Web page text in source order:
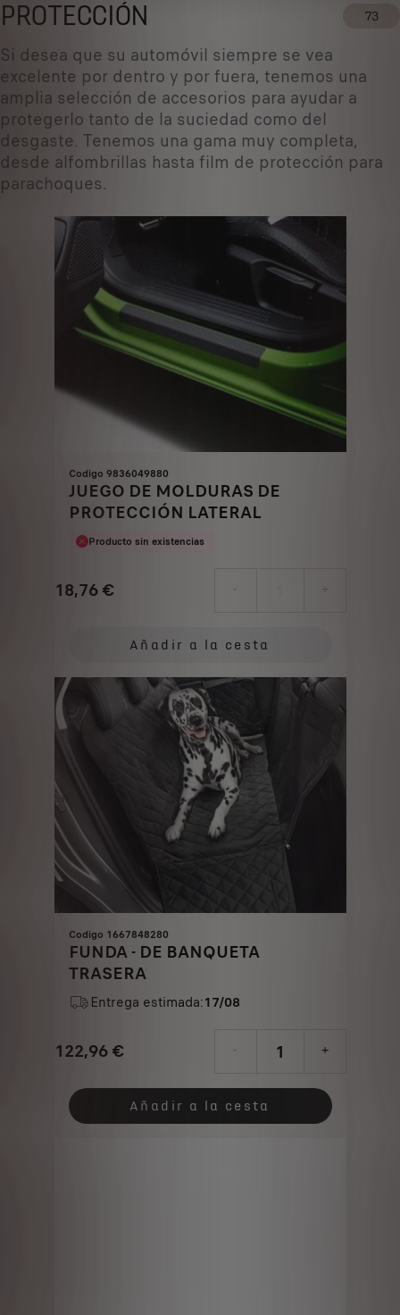
PROTECCIÓN 73
Si desea que su automóvil siempre se vea
excelente por dentro y por fuera, tenemos una
amplia selección de accesorios para ayudar a
protegerlo tanto de la suciedad como del
desgaste. Tenemos una gama muy completa,
desde alfombrillas hasta film de protección para
parachoques.
Codigo 9836049880
JUEGO DE MOLDURAS DE
PROTECCIÓN LATERAL
Producto sin existencias
18,76 €
€
-
1
Añadir a la cesta
Codigo 1667848280
FUNDA - DE BANQUETA
TRASERA
Entrega estimada:17/08
122,96 €
Price
122,96
- +
Quantity
updated
Añadir a la cesta